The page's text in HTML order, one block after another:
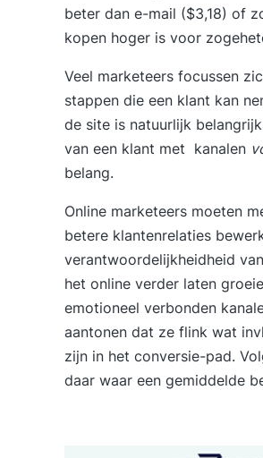
beter dan e-mail ($3,18) of
kopen hoger is voor
Veel marketeers focussen
stappen die een klant kan
de site is natuurlijk
van een klant met kanalen
belang.
Online marketeers moeten
betere klantenrelaties
verantwoordelijkheidheid van
het online verder laten
emotioneel verbonden
aantonen dat ze flink wat
zijn in het conversie-pad.
daar waar een gemiddelde